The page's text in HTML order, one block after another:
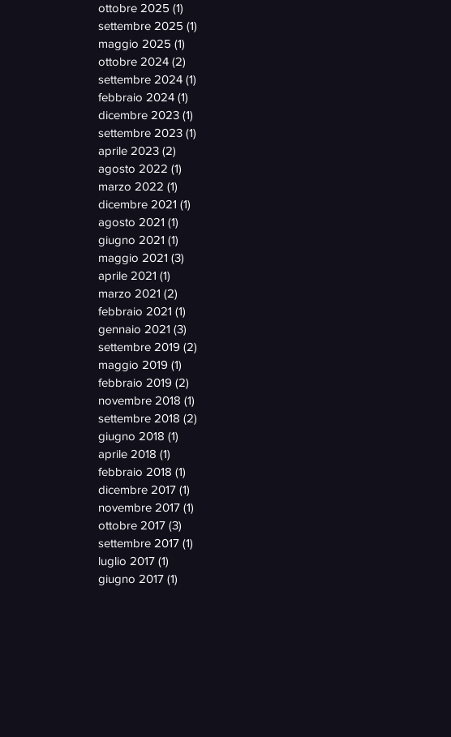
ottobre 2025 (1)
settembre 2025 (1)
maggio 2025 (1)
ottobre 2024 (2)
settembre 2024 (1)
febbraio 2024 (1)
dicembre 2023 (1)
settembre 2023 (1)
aprile 2023 (2)
agosto 2022 (1)
marzo 2022 (1)
dicembre 2021 (1)
agosto 2021 (1)
giugno 2021 (1)
maggio 2021 (3)
aprile 2021 (1)
marzo 2021 (2)
febbraio 2021 (1)
gennaio 2021 (3)
settembre 2019 (2)
maggio 2019 (1)
febbraio 2019 (2)
novembre 2018 (1)
settembre 2018 (2)
giugno 2018 (1)
aprile 2018 (1)
febbraio 2018 (1)
dicembre 2017 (1)
novembre 2017 (1)
ottobre 2017 (3)
settembre 2017 (1)
luglio 2017 (1)
giugno 2017 (1)